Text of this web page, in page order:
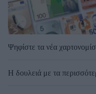
Ψηφίστε τα νέα
Η δουλειά με τα